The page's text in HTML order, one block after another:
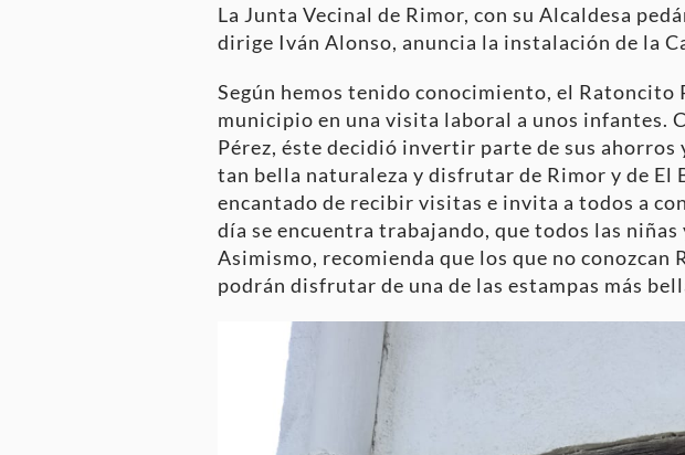
La Junta Vecinal de Rimor, con su Alcaldesa
dirige Iván Alonso, anuncia la instalación de la
Según hemos tenido conocimiento, el Ratoncito
municipio en una visita laboral a unos infantes.
Pérez, éste decidió invertir parte de sus
tan bella naturaleza y disfrutar de Rimor y de El
encantado de recibir visitas e invita a todos a
día se encuentra trabajando, que todos las
Asimismo, recomienda que los que no conozcan
podrán disfrutar de una de las estampas más